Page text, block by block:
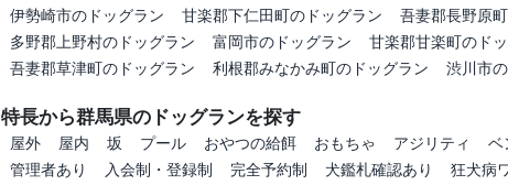
伊勢崎市のドッグラン
甘楽郡下仁田町のドッグラン
吾妻郡長野原
多野郡上野村のドッグラン
富岡市のドッグラン
甘楽郡甘楽町のド
吾妻郡草津町のドッグラン
利根郡みなかみ町のドッグラン 渋川市
特長から群馬県のドッグランを探す
屋外 屋内 坂 プール おやつの給餌 おもちゃ アジリティ
ベ
管理者あり
入会制・登録制 完全予約制 犬鑑札確認あり
狂犬病